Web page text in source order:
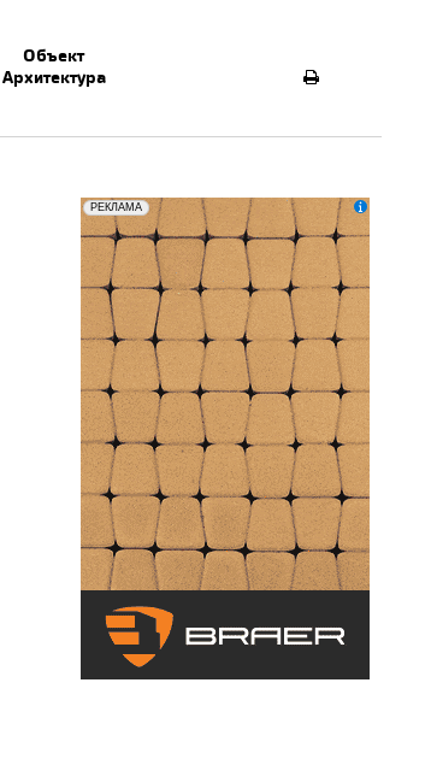
Объект
Архитектура
erid: LatgCAXLX
РЕКЛАМА
ООО «ТД БРАЕР»